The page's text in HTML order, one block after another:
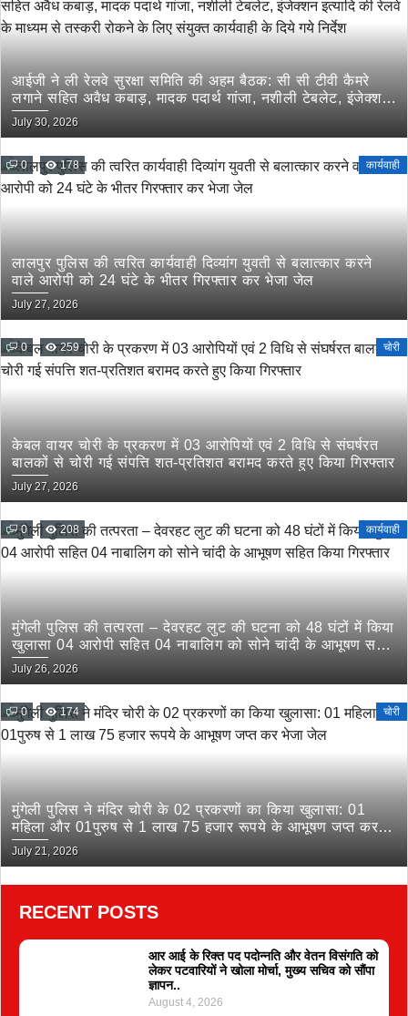
आईजी ने ली रेलवे सुरक्षा समिति की अहम बैठक: सी सी टीवी कैमरे
लगाने सहित अवैध कबाड़, मादक पदार्थ गांजा, नशीली टेबलेट, इंजेक्शन
इत्यादि की रेलवे के माध्यम से तस्करी रोकने के लिए संयुक्त कार्यवाही
के दिये गये निर्देश
July 30, 2026
0 178 कार्यवाही
लालपुर पुलिस की त्वरित कार्यवाही दिव्यांग युवती से बलात्कार करने
वाले आरोपी को 24 घंटे के भीतर गिरफ्तार कर भेजा जेल
July 27, 2026
0 259 चोरी
केबल वायर चोरी के प्रकरण में 03 आरोपियों एवं 2 विधि से संघर्षरत
बालकों से चोरी गई संपत्ति शत-प्रतिशत बरामद करते हुए किया गिरफ्तार
July 27, 2026
0 208 कार्यवाही
मुंगेली पुलिस की तत्परता – देवरहट लुट की घटना को 48 घंटों में किया
खुलासा 04 आरोपी सहित 04 नाबालिग को सोने चांदी के आभूषण सहित
किया गिरफ्तार
July 26, 2026
0 174 चोरी
मुंगेली पुलिस ने मंदिर चोरी के 02 प्रकरणों का किया खुलासा: 01
महिला और 01पुरुष से 1 लाख 75 हजार रूपये के आभूषण जप्त कर
भेजा जेल
July 21, 2026
RECENT POSTS
आर आई के रिक्त पद पदोन्नति और वेतन विसंगति को
लेकर पटवारियों ने खोला मोर्चा, मुख्य सचिव को सौंपा
ज्ञापन..
August 4, 2026